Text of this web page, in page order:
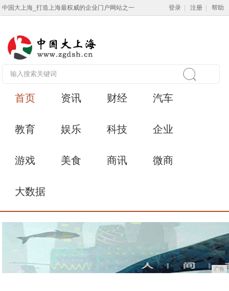
中国大上海_打造上海最权威的企业门户网站之一 登录 注册 帮助
首页 资讯 财经 汽车
教育 娱乐 科技 企业
游戏 美食 商讯 微商
大数据
广告